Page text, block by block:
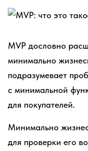
MVP дословно
минимально
подразумевает
с минимальной
для покупателей.
Минимально
для проверки его